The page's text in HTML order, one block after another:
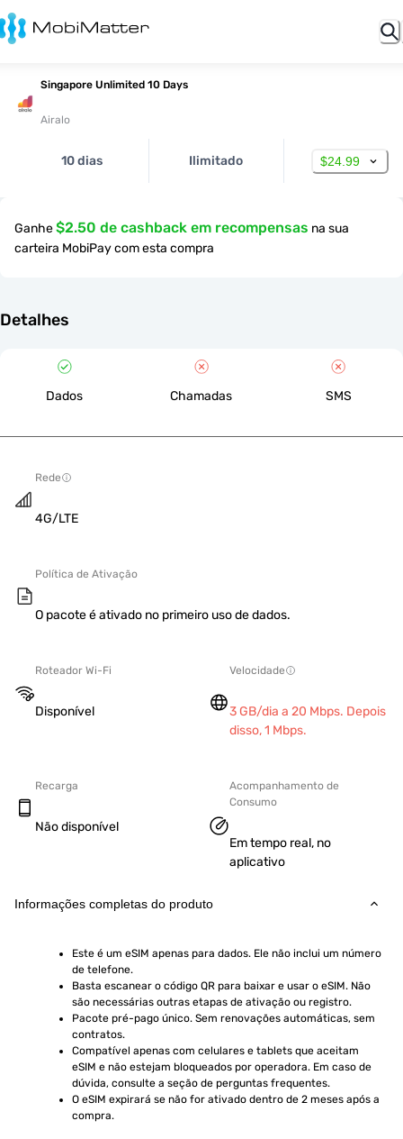
Singapore Unlimited 10 Days
Airalo
10 dias Ilimitado $24.99
Ganhe$2.50 de cashback em recompensas na sua
carteira MobiPay com esta compra
Detalhes
Dados Chamadas SMS
Rede
4G/LTE
Política de Ativação
O pacote é ativado no primeiro uso de dados.
Roteador Wi-Fi
Disponível
Velocidade
3 GB/dia a 20 Mbps. Depois
disso, 1 Mbps.
Recarga
Não disponível
Acompanhamento de
Consumo
Em tempo real, no
aplicativo
Informações completas do produto
Este é um eSIM apenas para dados. Ele não inclui um número
de telefone.
Basta escanear o código QR para baixar e usar o eSIM. Não
são necessárias outras etapas de ativação ou registro.
Pacote pré-pago único. Sem renovações automáticas, sem
contratos.
Compatível apenas com celulares e tablets que aceitam
eSIM e não estejam bloqueados por operadora. Em caso de
dúvida, consulte a seção de perguntas frequentes.
O eSIM expirará se não for ativado dentro de 2 meses após a
compra.